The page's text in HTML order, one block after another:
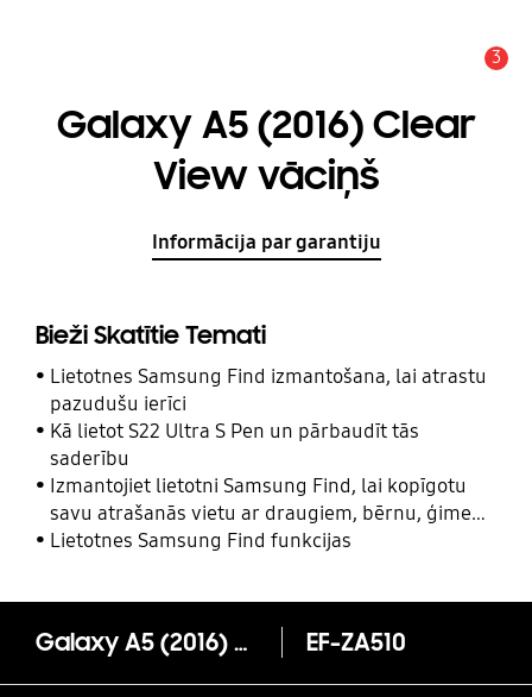
3
Galaxy A5 (2016) Clear
View vāciņš
Informācija par garantiju
Bieži Skatītie Temati
Lietotnes Samsung Find izmantošana, lai atrastu
pazudušu ierīci
Kā lietot S22 Ultra S Pen un pārbaudīt tās
saderību
Izmantojiet lietotni Samsung Find, lai kopīgotu
savu atrašanās vietu ar draugiem, bērnu, ģimeni
un citām kontaktpersonām
Lietotnes Samsung Find funkcijas
Galaxy A5 (2016) Clear View vāciņš EF-ZA510